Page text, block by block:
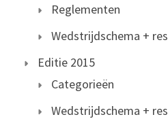
Reglementen
Wedstrijdschema +
Editie 2015
Categorieën
Wedstrijdschema +